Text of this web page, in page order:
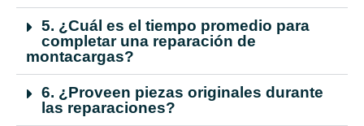
5. ¿Cuál es el tiempo promedio para
completar una reparación de
montacargas?
6. ¿Proveen piezas originales durante
las reparaciones?